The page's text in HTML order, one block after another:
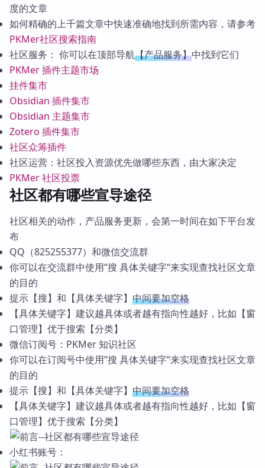
度的文章
如何精确的上千篇文章中快速准确地找到所需内容，请参考
PKMer社区搜索指南
社区服务： 你可以在顶部导航【产品服务】中找到它们
PKMer 插件主题市场
挂件集市
Obsidian 插件集市
Obsidian 主题集市
Zotero 插件集市
社区众筹插件
社区运营：社区投入资源优先做哪些东西，由大家决定
PKMer 社区投票
社区都有哪些宣导途径
社区相关的动作，产品服务更新，会第一时间在如下平台发
布
QQ（825255377）和微信交流群
你可以在交流群中使用”搜 具体关键字“来实现查找社区文章
的目的
提示【搜】和【具体关键字】 中间要加空格
【具体关键字】建议越具体或者越有指向性越好，比如【窗
口管理】优于搜索【分类】
微信订阅号：PKMer 知识社区
你可以在订阅号中使用”搜 具体关键字“来实现查找社区文章
的目的
提示【搜】和【具体关键字】 中间要加空格
【具体关键字】建议越具体或者越有指向性越好，比如【窗
口管理】优于搜索【分类】
小红书账号：